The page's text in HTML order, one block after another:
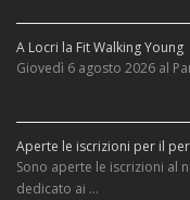
A Locri la Fit Walking Young
Giovedì 6 agosto 2026 al
Aperte le iscrizioni per il
Sono aperte le iscrizioni al
dedicato ai …